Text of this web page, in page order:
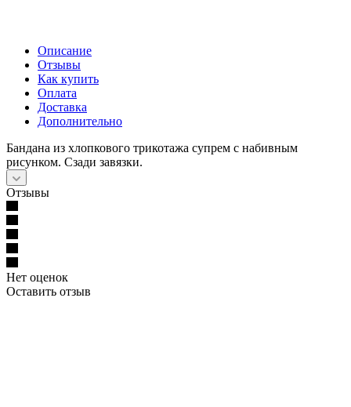
Описание
Отзывы
Как купить
Оплата
Доставка
Дополнительно
Бандана из хлопкового трикотажа супрем с набивным
рисунком. Сзади завязки.
Отзывы
Нет оценок
Оставить отзыв